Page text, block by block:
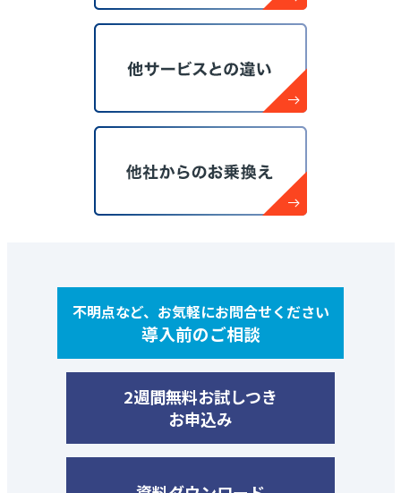
不明点など、お気軽にお問合せください
導入前のご相談
2週間無料お試しつき
お申込み